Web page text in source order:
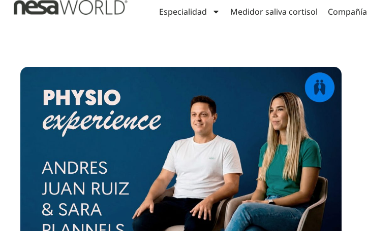
Especialidad Medidor saliva cortisol Compañía